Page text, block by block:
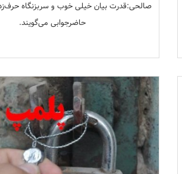
صالحی:قدرت بیان خیلی خوب و سربزنگاه
حاضرجوابی می‌گویند.